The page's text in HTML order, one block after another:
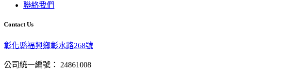
聯絡我們
Contact Us
彰化縣福興鄉彰水路268號
公司統一編號： 24861008